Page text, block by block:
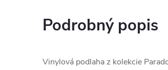
Podrobný popis
Vinylová podlaha z kolekcie